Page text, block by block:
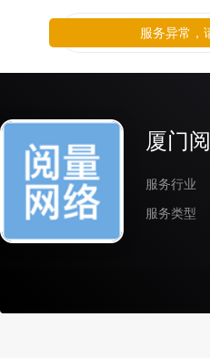
厦门
服务行业
服务类型
服务异常，